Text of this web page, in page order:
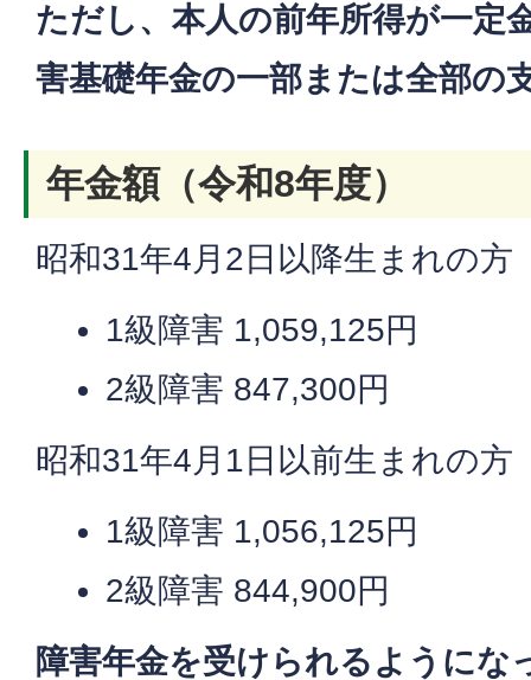
ただし、本人の前年所得が一定
害基礎年金の一部または全部の
年金額（令和8年度）
昭和31年4月2日以降生まれの方
1級障害 1,059,125円
2級障害 847,300円
昭和31年4月1日以前生まれの方
1級障害 1,056,125円
2級障害 844,900円
障害年金を受けられるようにな